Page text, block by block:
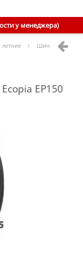
у менеджера)
летние Шины
EP150